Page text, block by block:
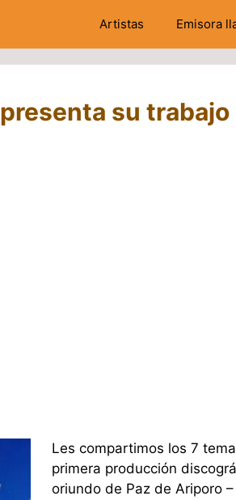
Artistas Emisora
su
Les compartimos los 7
primera producción
oriundo de Paz de Ariporo